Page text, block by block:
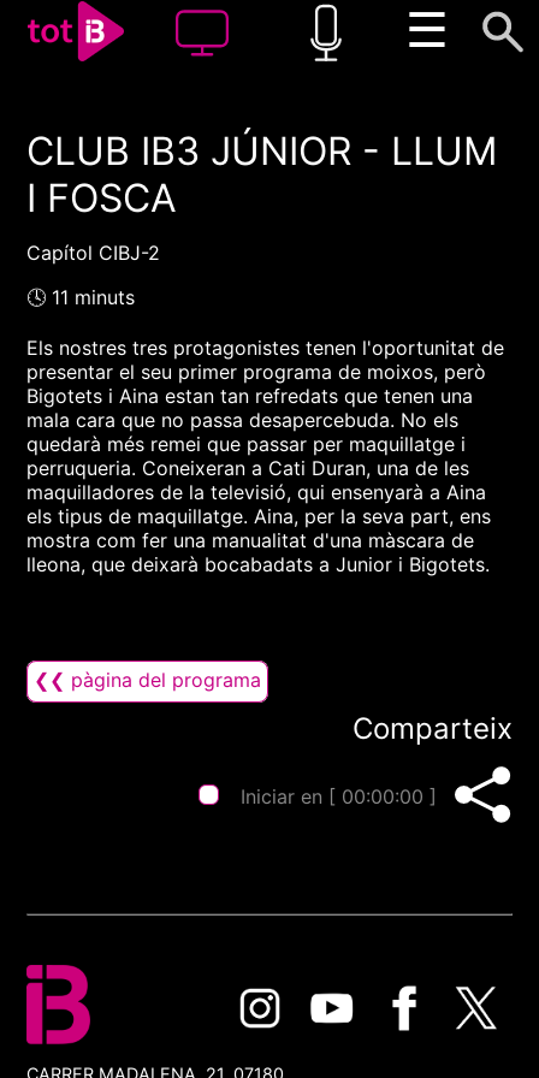
☰
00:00 00:00
1x
CLUB IB3 JÚNIOR - LLUM
I FOSCA
Capítol CIBJ-2
🕓 11 minuts
Els nostres tres protagonistes tenen l'oportunitat de
presentar el seu primer programa de moixos, però
Bigotets i Aina estan tan refredats que tenen una
mala cara que no passa desapercebuda. No els
quedarà més remei que passar per maquillatge i
perruqueria. Coneixeran a Cati Duran, una de les
maquilladores de la televisió, qui ensenyarà a Aina
els tipus de maquillatge. Aina, per la seva part, ens
mostra com fer una manualitat d'una màscara de
lleona, que deixarà bocabadats a Junior i Bigotets.
❮❮ pàgina del programa
Comparteix
Iniciar en [ 00:00:00 ]